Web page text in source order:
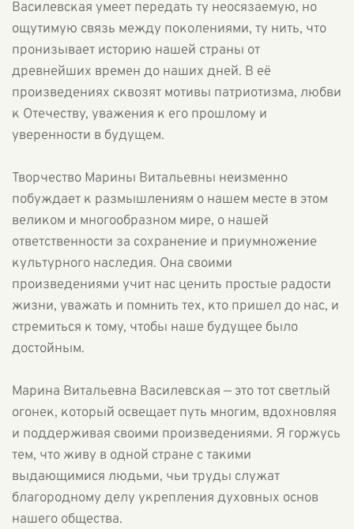
Василевская умеет передать ту неосязаемую, но
ощутимую связь между поколениями, ту нить, что
пронизывает историю нашей страны от
древнейших времен до наших дней. В её
произведениях сквозят мотивы патриотизма, любви
к Отечеству, уважения к его прошлому и
уверенности в будущем.
Творчество Марины Витальевны неизменно
побуждает к размышлениям о нашем месте в этом
великом и многообразном мире, о нашей
ответственности за сохранение и приумножение
культурного наследия. Она своими
произведениями учит нас ценить простые радости
жизни, уважать и помнить тех, кто пришел до нас, и
стремиться к тому, чтобы наше будущее было
достойным.
Марина Витальевна Василевская — это тот светлый
огонек, который освещает путь многим, вдохновляя
и поддерживая своими произведениями. Я горжусь
тем, что живу в одной стране с такими
выдающимися людьми, чьи труды служат
благородному делу укрепления духовных основ
нашего общества.